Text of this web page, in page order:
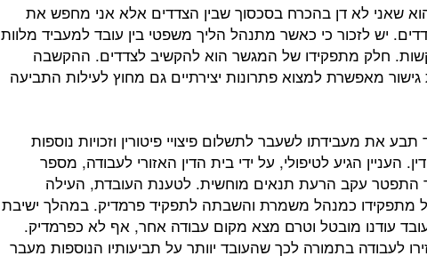
הוא שאני לא דן בהכרח בסכסוך שבין הצדדים אלא אני מחפש את
יש לזכור כי כאשר מתנהל הליך משפטי בין עובד למעביד מלוות
חלק מתפקידו של המגשר הוא להקשיב לצדדים. ההקשבה
מאפשרת למצוא פתרונות יצירתיים גם מחוץ לעילות התביעה
את מעבידתו לשעבר לתשלום פיצויי פיטורין וזכויות נוספות
העניין הגיע לטיפולי, על ידי בית הדין האזורי לעבודה, מספר
התפטר עקב הרעת תנאים מוחשית. לטענת העובדת, העילה
מתפקידו כמנהל משמרת והשבתה לתפקיד פרמדיק. במהלך ישיבת
עודנו מובטל וטרם מצא מקום עבודה אחר, אף לא כפרמדיק.
לעבודה בתמורה לכך שהעובד יוותר על תביעותיו הנוספות מעבר